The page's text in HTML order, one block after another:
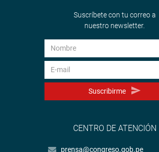
Suscríbete con tu correo a
nuestro newsletter.
Suscribirme
CENTRO DE ATENCIÓN
prensa@congreso.gob.pe